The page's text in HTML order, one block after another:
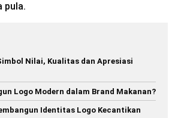
pula.
Nilai, Kualitas dan Apresiasi
Logo Modern dalam Brand Makanan?
Identitas Logo Kecantikan